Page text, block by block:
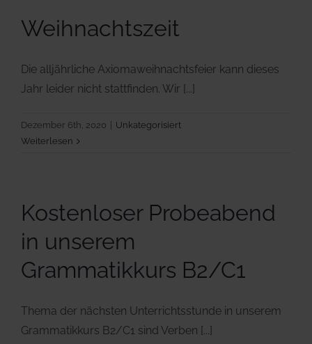
Weihnachtszeit
Die alljährliche Axiomaweihnachtsfeier kann dieses
Jahr leider nicht stattfinden. Wir [...]
Dezember 6th, 2020
Unkategorisiert
Weiterlesen
Kostenloser Probeabend
in unserem
Grammatikkurs B2/C1
Thema der nächsten Unterrichtsstunde in unserem
Grammatikkurs B2/C1 sind Verben [...]